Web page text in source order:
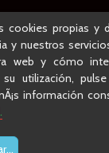
cookies propias y
y nuestros
web y cómo
utilización,
información
...